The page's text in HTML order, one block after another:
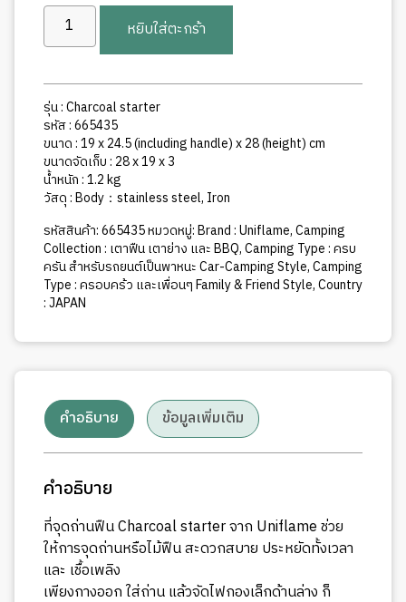
จำนวน
Charcoal
ชิ้น
หยิบใส่ตะกร้า
รุ่น : Charcoal starter
รหัส : 665435
ขนาด : 19 x 24.5 (including handle) x 28 (height) cm
ขนาดจัดเก็บ : 28 x 19 x 3
น้ำหนัก : 1.2 kg
วัสดุ : Body：stainless steel, Iron
รหัสสินค้า:665435หมวดหมู่:Brand : Uniflame,Camping
Collection : เตาฟืน เตาย่าง และ BBQ,Camping Type : ครบ
ครัน สำหรับรถยนต์เป็นพาหนะ Car-Camping Style,Camping
Type : ครอบคร้ว และเพื่อนๆ Family & Friend Style,Country
: JAPAN
คำอธิบาย ข้อมูลเพิ่มเติม
คำอธิบาย
ที่จุดถ่านฟืน Charcoal starter จาก Uniflame ช่วย
ให้การจุดถ่านหรือไม้ฟืน สะดวกสบาย ประหยัดทั้งเวลา
และ เชื้อเพลิง
เพียงกางออก ใส่ถ่าน แล้วจัดไฟกองเล็กด้านล่าง ก็